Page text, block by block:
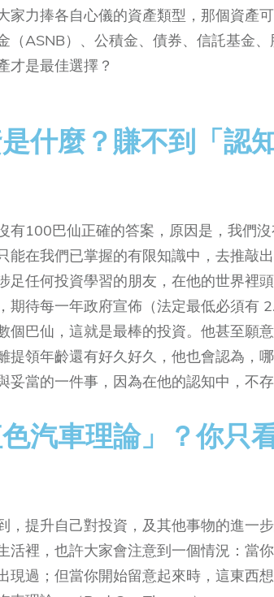
家力捧各自心儀的資產類型，那個資產
（ASNB）、公積金、債券、信託基金
才是最佳選擇？
什麼？賺不到「認
有100巴仙正確的答案，原因是，我們
能在我們已掌握的有限知識中，去推敲出
足任何投資學習的朋友，在他的世界裡
期待每一年政府宣佈（法定最低必須有
個巴仙，這就是最棒的投資。他甚至願
提領年齡還有好久好久，他也會認為，
妥當的一件事，因為在他的認知中，不存
汽車理論」？你只
，提升自己對投資，及其他事物的進一
活裡，也許大家會注意到一個情況：當
現過；但當你開始留意起來時，這東西